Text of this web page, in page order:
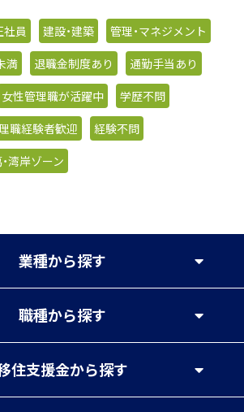
社員 建設・建築
管理・マネジメント
満
退職金制度あり
通勤手当あり
女性管理職が活躍中
学歴不問
職経験者歓迎
経験不問
湾岸ゾーン
業種から探す
職種から探す
住支援金から探す